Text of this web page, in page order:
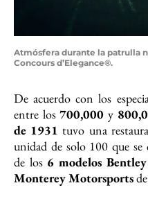
Atmósfera durante la patrulla
Concours d’Elegance®.
De acuerdo con los
entre los700,000 y
de 1931 tuvo una
unidad de solo 100 que
de los6 modelos Bentley
Monterey Motorsports